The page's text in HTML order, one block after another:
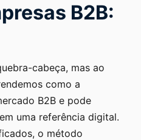
B2B:
cabeça, mas ao
como a
B2B e pode
uma referência digital.
o método